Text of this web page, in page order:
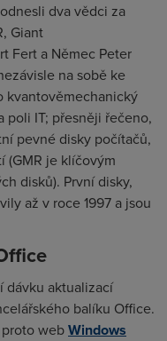
dva vědci za
Giant
Fert a Němec Peter
na sobě ke
kvantověmechanický
poli IT; přesněji řečeno,
pevné disky počítačů,
(GMR je klíčovým
disků). První disky,
až v roce 1997 a jsou
dávku aktualizací
balíku Office.
webWindows